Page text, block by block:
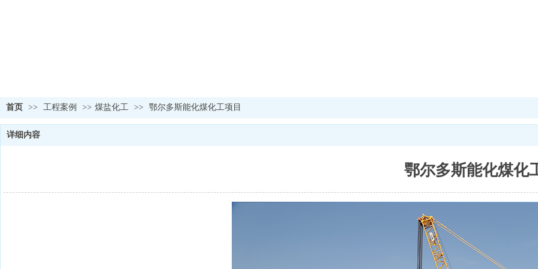
首页 >> 工程案例 >> 煤盐化工 >> 鄂尔多斯能化煤化工项目
详细内容
鄂尔多斯能化煤化